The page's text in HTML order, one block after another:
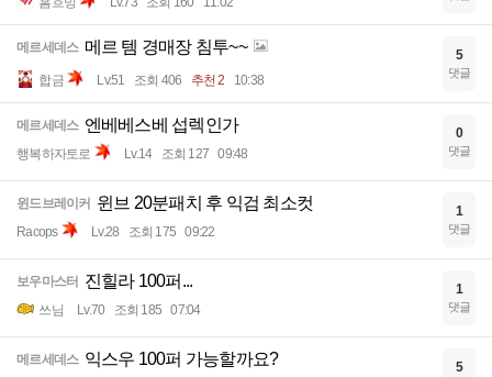
메르세데스 메르 템 경매장 침투~~
합금 Lv.51 조회 406 추천 2 10:38
5
댓글
메르세데스 엔베베스베 섭렉인가
행복하자토로 Lv.14 조회 127 09:48
0
댓글
윈드브레이커 윈브 20분패치 후 익검 최소컷
Racops Lv.28 조회 175 09:22
1
댓글
보우마스터 진힐라 100퍼...
쓰님 Lv.70 조회 185 07:04
1
댓글
메르세데스 익스우 100퍼 가능할까요? 5